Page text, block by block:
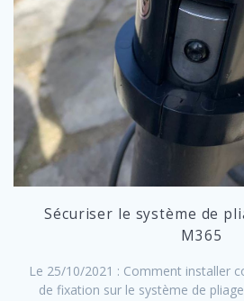
Sécuriser le système de
M365
Le 25/10/2021 : Comment installer
de fixation sur le système de